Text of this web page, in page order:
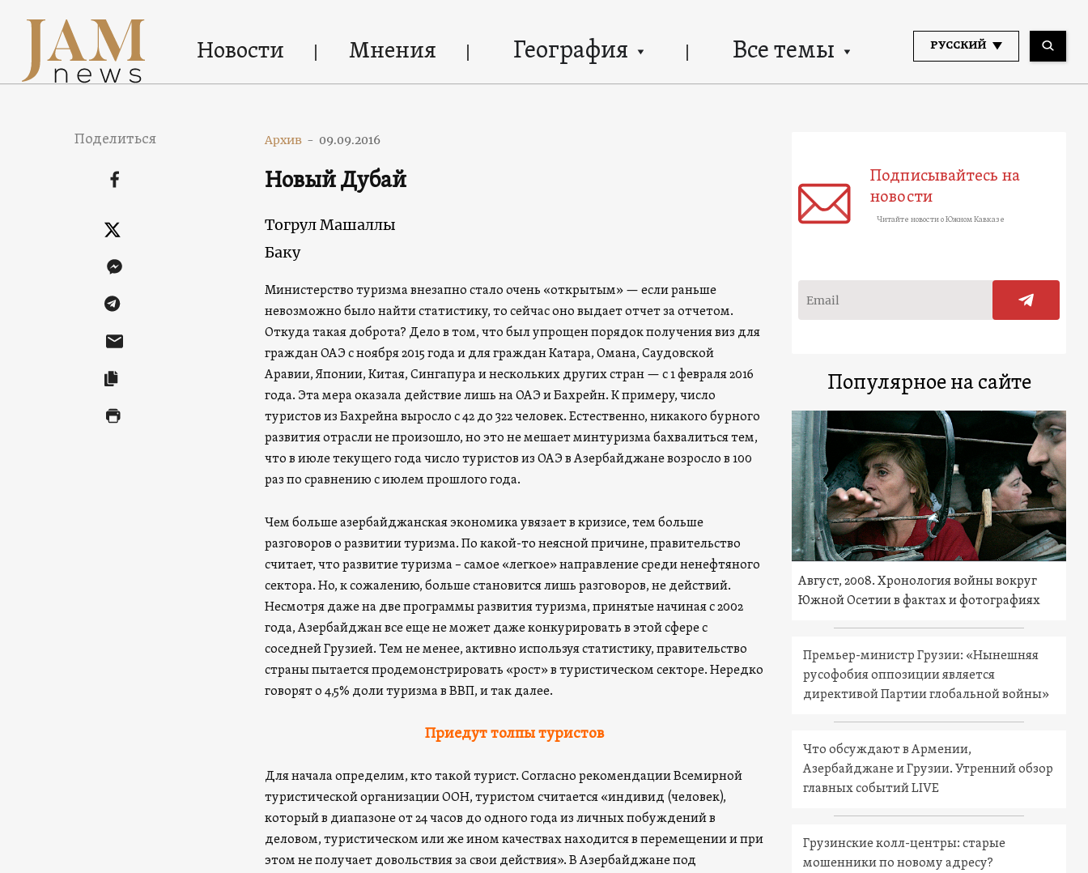
Новости Мнения География Все темы РУССКИЙ
Поделиться Архив - 09.09.2016
Новый Дубай
Тогрул Машаллы
Баку
Министерство туризма внезапно стало очень «открытым» — если раньше
невозможно было найти статистику, то сейчас оно выдает отчет за отчетом.
Откуда такая доброта? Дело в том, что был упрощен порядок получения виз для
граждан ОАЭ с ноября 2015 года и для граждан Катара, Омана, Саудовской
Аравии, Японии, Китая, Сингапура и нескольких других стран — с 1 февраля 2016
года. Эта мера оказала действие лишь на ОАЭ и Бахрейн. К примеру, число
туристов из Бахрейна выросло с 42 до 322 человек. Естественно, никакого бурного
развития отрасли не произошло, но это не мешает минтуризма бахвалиться тем,
что в июле текущего года число туристов из ОАЭ в Азербайджане возросло в 100
раз по сравнению с июлем прошлого года.
Чем больше азербайджанская экономика увязает в кризисе, тем больше
разговоров о развитии туризма. По какой-то неясной причине, правительство
считает, что развитие туризма – самое «легкое» направление среди ненефтяного
сектора. Но, к сожалению, больше становится лишь разговоров, не действий.
Несмотря даже на две программы развития туризма, принятые начиная с 2002
года, Азербайджан все еще не может даже конкурировать в этой сфере с
соседней Грузией. Тем не менее, активно используя статистику, правительство
страны пытается продемонстрировать «рост» в туристическом секторе. Нередко
говорят о 4,5% доли туризма в ВВП, и так далее.
Приедут толпы туристов
Для начала определим, кто такой турист. Согласно рекомендации Всемирной
туристической организации ООН, туристом считается «индивид (человек),
который в диапазоне от 24 часов до одного года из личных побуждений в
деловом, туристическом или же ином качествах находится в перемещении и при
этом не получает довольствия за свои действия». В Азербайджане под
Подписывайтесь на
новости
Читайте новости о Южном Кавказе
Популярное на сайте
Август, 2008. Хронология войны вокруг
Южной Осетии в фактах и фотографиях
Премьер-министр Грузии: «Нынешняя
русофобия оппозиции является
директивой Партии глобальной войны»
Что обсуждают в Армении,
Азербайджане и Грузии. Утренний обзор
главных событий LIVE
Грузинские колл-центры: старые
мошенники по новому адресу?